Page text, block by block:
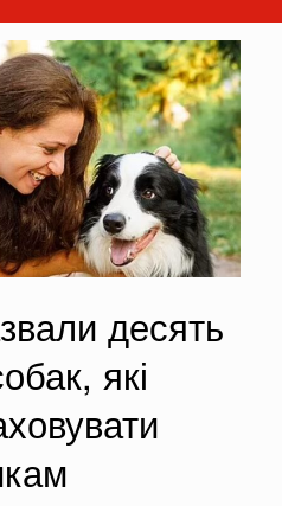
десять
які